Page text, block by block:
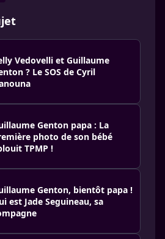
Vedovelli et Guillaume
? Le SOS de Cyril
Genton papa : La
photo de son bébé
TPMP !
Genton, bientôt papa !
est Jade Seguineau, sa